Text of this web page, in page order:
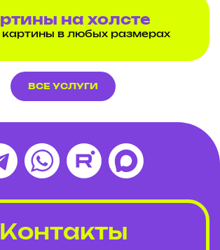
на холсте
в любых размерах
ВСЕ УСЛУГИ
Контакты